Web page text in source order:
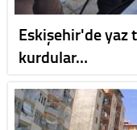
Eskişehir'de
kurdular…